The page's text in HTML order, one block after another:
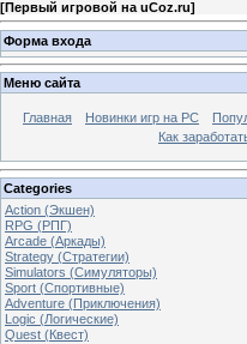
[Первый игровой на uCoz.ru]
Форма входа
Меню сайта
Главная Новинки игр на PC
Как
Categories
Action (Экшен)
RPG (РПГ)
Arcade (Аркады)
Strategy (Стратегии)
Simulators (Симуляторы)
Sport (Спортивные)
Adventure (Приключения)
Logic (Логические)
Quest (Квест)